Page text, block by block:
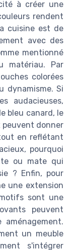
à créer une
rendent
cuisine est de
avec des
mentionné
matériau. Par
colorées
dynamisme. Si
audacieuses,
bleu canard, le
peuvent donner
en reflétant
pourquoi
ou mate qui
? Enfin, pour
une extension
sont une
peuvent
un meuble
s'intégrer